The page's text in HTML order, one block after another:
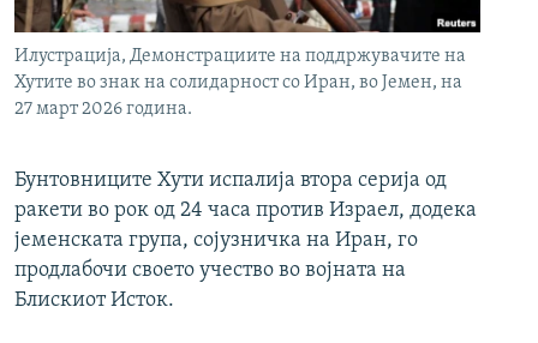
Илустрација, Демонстрациите на поддржувачите на
Хутите во знак на солидарност со Иран, во Јемен, на
27 март 2026 година.
Бунтовниците Хути испалија втора серија од
ракети во рок од 24 часа против Израел, додека
јеменската група, сојузничка на Иран, го
продлабочи своето учество во војната на
Блискиот Исток.